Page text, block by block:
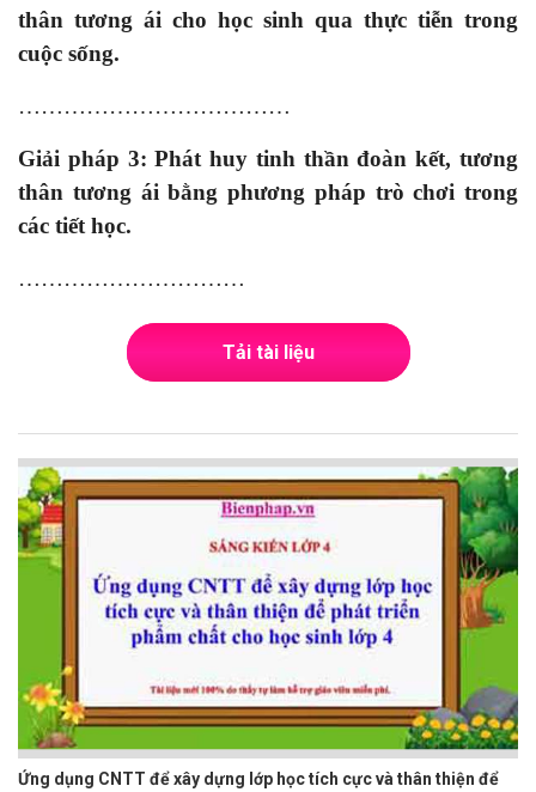
thân tương ái cho học sinh qua thực tiễn trong
cuộc sống.
………………………………
Giải pháp 3: Phát huy tinh thần đoàn kết, tương
thân tương ái bằng phương pháp trò chơi trong
các tiết học.
…………………………
Tải tài liệu
Ứng dụng CNTT để xây dựng lớp học tích cực và thân thiện để